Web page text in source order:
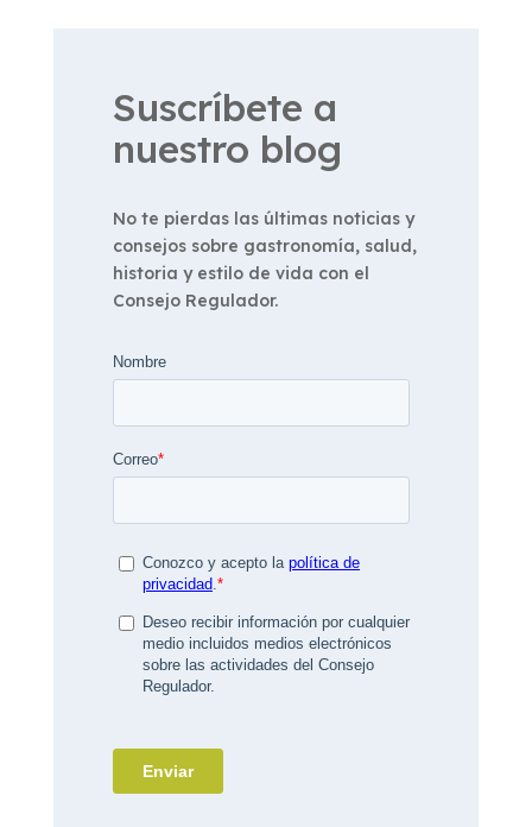
Suscríbete a
nuestro blog
No te pierdas las últimas noticias y
consejos sobre gastronomía, salud,
historia y estilo de vida con el
Consejo Regulador.